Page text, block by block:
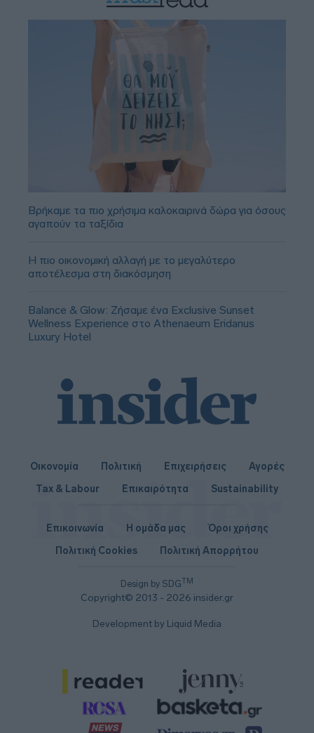
Βρήκαμε τα πιο χρήσιμα καλοκαιρινά δώρα για όσους
αγαπούν τα ταξίδια
Η πιο οικονομική αλλαγή με το μεγαλύτερο
αποτέλεσμα στη διακόσμηση
Balance & Glow: Ζήσαμε ένα Exclusive Sunset
Wellness Experience στο Athenaeum Eridanus
Luxury Hotel
Οικονομία Πολιτική Επιχειρήσεις
Αγορές
Tax & Labour
Επικαιρότητα Sustainability
Design by SDGTM
Copyright© 2013 - 2026 insider.gr
Επικοινωνία Η ομάδα μας
Όροι χρήσης
Πολιτική Cookies
Πολιτική Απορρήτου
Development by Liquid Media